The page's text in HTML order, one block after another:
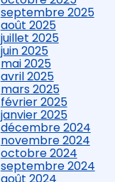
septembre 2025
août 2025
juillet 2025
juin 2025
mai 2025
avril 2025
mars 2025
février 2025
janvier 2025
décembre 2024
novembre 2024
octobre 2024
septembre 2024
août 2024